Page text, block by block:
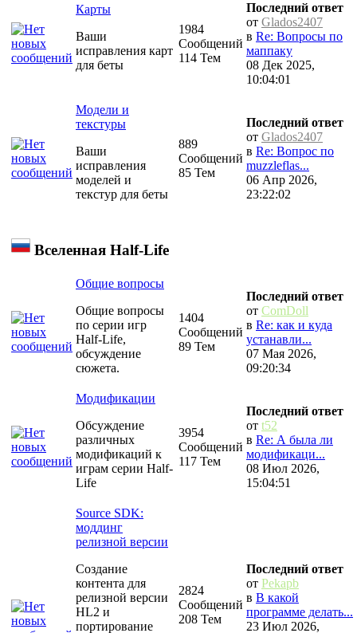
Карты
Ваши
исправления карт
для беты
1984
Сообщений
114 Тем
Последний ответ
от Glados2407
в Re: Вопросы по
маппаку
08 Дек 2025,
10:04:01
Модели и
текстуры
Ваши
исправления
моделей и
текстур для беты
889
Сообщений
85 Тем
Последний ответ
от Glados2407
в Re: Вопрос по
muzzleflas...
06 Апр 2026,
23:22:02
Вселенная Half-Life
Общие вопросы
Общие вопросы
по серии игр
Half-Life,
обсуждение
сюжета.
1404
Сообщений
89 Тем
Последний ответ
от ComDoll
в Re: как и куда
устанавли...
07 Мая 2026,
09:20:34
Модификации
Обсуждение
различных
модификаций к
играм серии Half-
Life
3954
Сообщений
117 Тем
Последний ответ
от t52
в Re: А была ли
модификаци...
08 Июл 2026,
15:04:51
Source SDK:
моддинг
релизной версии
Создание
контента для
релизной версии
HL2 и
портирование
2824
Сообщений
208 Тем
Последний ответ
от Pekapb
в В какой
программе делать...
23 Июл 2026,